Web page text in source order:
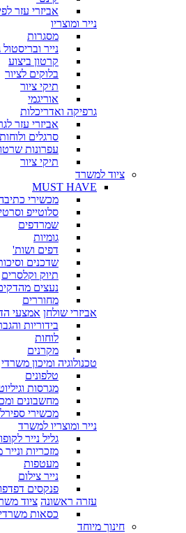
אביזרי עזר
נייר ומוצריו
מסגרות
נייר
קרטון ביצוע
בלוקים לציור
תיקי ציור
אוריגמי
גרפיקה ואדריכלות
אביזרי עזר
סרגלים
עפרונות
תיקי ציור
ציוד למשרד
MUST HAVE
מכשירי
סלוטייפ
שמרדפים
גומיות
דפים ושות'
שדכנים
תיוק וקלסרים
נעצים
מחוררים
אביזרי שולחן אמצעי
בידוריות
לוחות
מקרנים
טכנולוגיה ומיכון משרדי
טלפונים
מגרסות
מחשבונים
מכשירי
נייר ומוצריו למשרד
גליל נייר
מזכריות ונייר
מעטפות
נייר צילום
פנקסים
עזרה ראשונה ציוד
כסאות
חינוך מיוחד